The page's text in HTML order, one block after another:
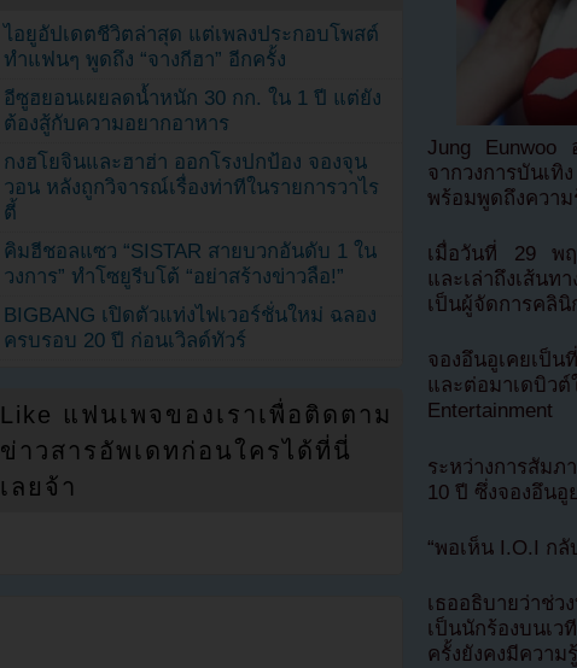
Jung Eunwoo
จากวงการบันเ
พร้อมพูดถึงความ
เมื่อวันที่ 29 พฤ
และเล่าถึงเส้นท
เป็นผู้จัดการคลิ
จองอึนอูเคยเป็น
และต่อมาเด
Entertainment
ระหว่างการสัม
10 ปี ซึ่งจองอึนอู
“พอเห็น I.O.I ก
เธออธิบายว่าช่ว
เป็นนักร้องบนเ
ครั้งยังคงมีความ
ไอยูอัปเดตชีวิตล่าสุด แต่เพลงประกอบโพสต์
ทำแฟนๆ พูดถึง “จางกีฮา” อีกครั้ง
อีซูฮยอนเผยลดน้ำหนัก 30 กก. ใน 1 ปี แต่ยัง
ต้องสู้กับความอยากอาหาร
กงฮโยจินและฮาฮ่า ออกโรงปกป้อง จองจุน
วอน หลังถูกวิจารณ์เรื่องท่าทีในรายการวาไร
ตี้
คิมฮีชอลแซว “SISTAR สายบวกอันดับ 1 ใน
วงการ” ทำโซยูรีบโต้ “อย่าสร้างข่าวลือ!”
BIGBANG เปิดตัวแท่งไฟเวอร์ชั่นใหม่ ฉลอง
ครบรอบ 20 ปี ก่อนเวิลด์ทัวร์
Like แฟนเพจของเราเพื่อติดตาม
ข่าวสารอัพเดทก่อนใครได้ที่นี่
เลยจ้า